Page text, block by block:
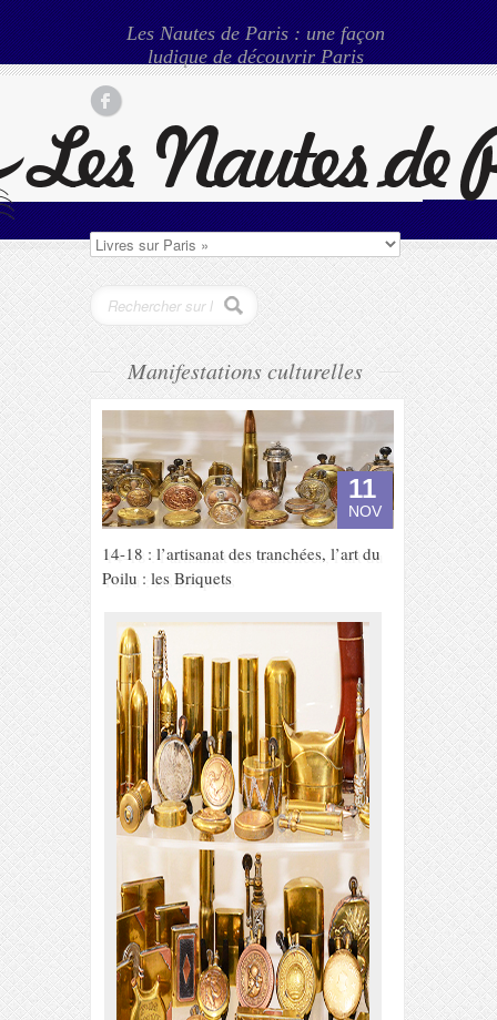
Les Nautes de Paris : une façon
ludique de découvrir Paris
Manifestations culturelles
11
NOV
14-18 : l’artisanat des tranchées, l’art du
Poilu : les Briquets